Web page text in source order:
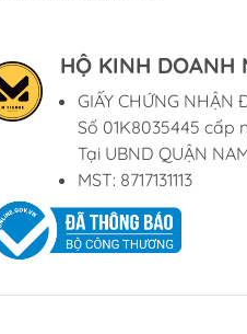
#mo_hinh_chinh_hang
HỘ KINH DOANH
GIẤY CHỨNG NHẬN
Số 01K8035445 cấp
Tại UBND QUẬN
MST: 8717131113